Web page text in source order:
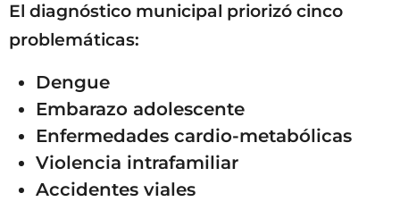
El diagnóstico municipal priorizó cinco
problemáticas:
Dengue
Embarazo adolescente
Enfermedades cardio-metabólicas
Violencia intrafamiliar
Accidentes viales